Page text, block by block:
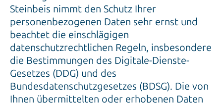
Steinbeis nimmt den Schutz Ihrer
personenbezogenen Daten sehr ernst und
beachtet die einschlägigen
datenschutzrechtlichen Regeln, insbesondere
die Bestimmungen des Digitale-Dienste-
Gesetzes (DDG) und des
Bundesdatenschutzgesetzes (BDSG). Die von
Ihnen übermittelten oder erhobenen Daten